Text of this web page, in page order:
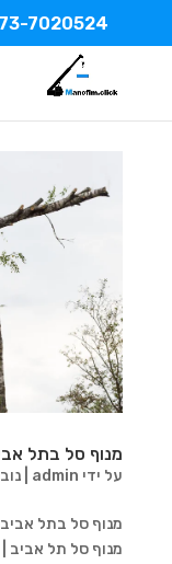
7020524
מנוף סל בתל
על ידי admin נוב 14, 2023
מנוף סל בתל
מנוף סל תל אביב